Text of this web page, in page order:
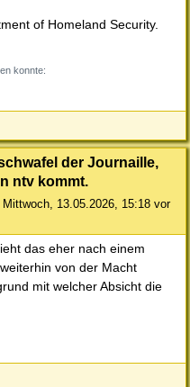
of Homeland Security.
konnte:
der Journaille,
ntv kommt.
Mittwoch, 13.05.2026, 15:18 vor
das eher nach einem
von der Macht
mit welcher Absicht die